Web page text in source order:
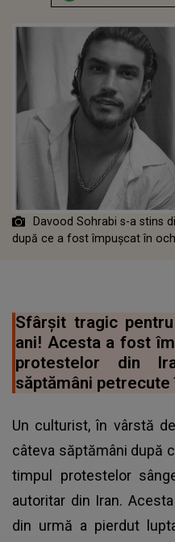
Davood Sohrabi s-a stins
după ce a fost împușcat în
Sfârșit tragic
ani! Acesta a fost
protestelor din
săptămâni petrecute
Un culturist, în vârstă
câteva săptămâni după
timpul protestelor
autoritar din Iran.
din urmă a pierdut